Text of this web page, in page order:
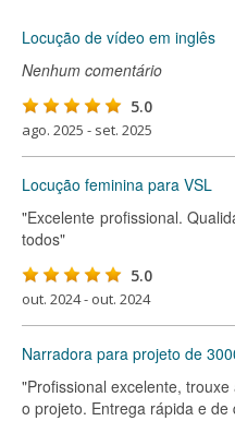
Locução de vídeo em inglês
Nenhum comentário
5.0
ago. 2025 - set. 2025
Locução feminina para VSL
"Excelente profissional.
todos"
5.0
out. 2024 - out. 2024
Narradora para projeto de
"Profissional excelente,
o projeto. Entrega rápida e de